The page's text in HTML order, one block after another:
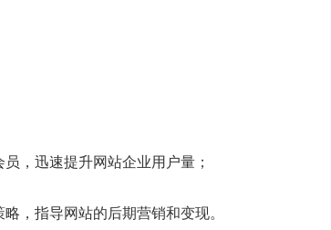
，迅速提升网站企业用户量；
，指导网站的后期营销和变现。